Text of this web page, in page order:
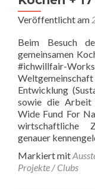
Veröffentlicht am
Beim Besuch
gemeinsamen
#ichwillfair-
Entwicklung
sowie die Arbeit
Wide Fund For
wirtschaftliche
genauer
Markiert mit
Projekte / Clubs